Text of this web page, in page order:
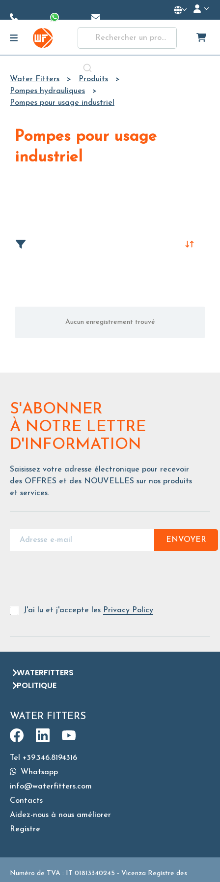
Content
Water Fitters
Produits
Pompes hydrauliques
Pompes pour usage industriel
Pompes pour usage
industriel
Aucun enregistrement trouvé
S'ABONNER
À NOTRE LETTRE
D'INFORMATION
Saisissez votre adresse électronique pour recevoir
des OFFRES et des NOUVELLES sur nos produits
et services.
ENVOYER
J'ai lu et j'accepte les Privacy Policy
WATERFITTERS
POLITIQUE
WATER FITTERS
Tel +39.346.8194316
Whatsapp
info@waterfitters.com
Contacts
Aidez-nous à nous améliorer
Registre
Numéro de TVA : IT 01813340245 - Vicenza Registre des